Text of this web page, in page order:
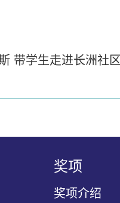
带学生走进长洲社区
奖项
奖项介绍